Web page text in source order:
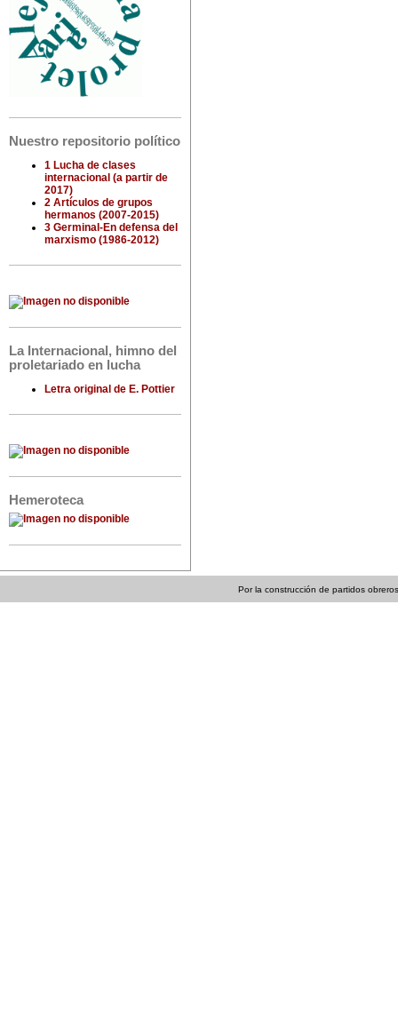
Nuestro repositorio político
1 Lucha de clases
internacional (a partir de
2017)
2 Artículos de grupos
hermanos (2007-2015)
3 Germinal-En defensa del
marxismo (1986-2012)
La Internacional, himno del
proletariado en lucha
Letra original de E. Pottier
Hemeroteca
Por la construcción de partidos